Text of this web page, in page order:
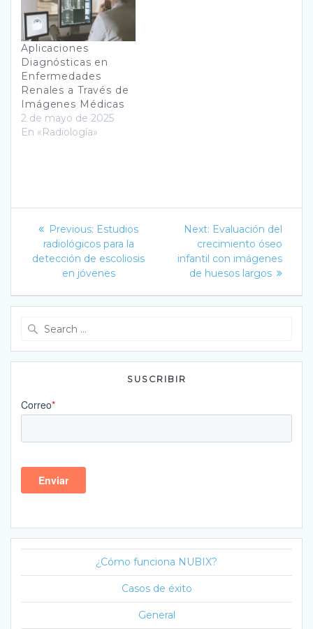
Aplicaciones
Diagnósticas en
Enfermedades
Renales a Través de
Imágenes Médicas
2 de mayo de 2025
En «Radiología»
Navegación
de
entradas
Previous: Previous
post:
Estudios
radiológicos para la
detección de escoliosis
en jóvenes
Next: Next
post:
Evaluación del
crecimiento óseo
infantil con imágenes
de huesos largos
SUSCRIBIR
¿Cómo funciona NUBIX?
Casos de éxito
General